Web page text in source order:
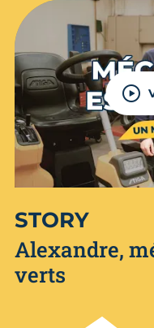
STORY
Alexandre,
verts